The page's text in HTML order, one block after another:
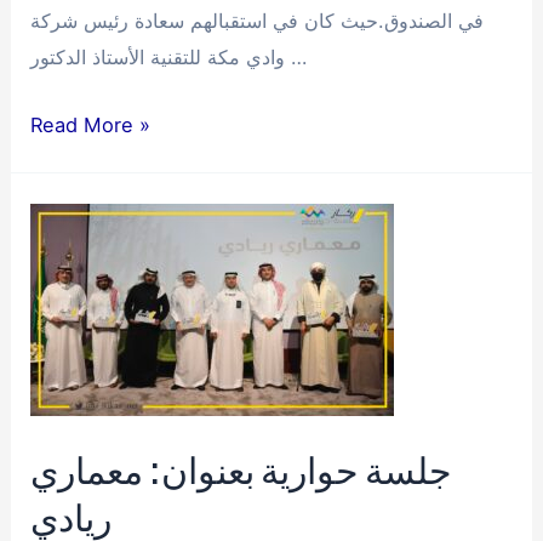
في الصندوق.حيث كان في استقبالهم سعادة رئيس شركة
وادي مكة للتقنية الأستاذ الدكتور …
مباحثة
بين
صندوق
تنمية
الموارد
البشرية
(هدف)
وشركة
وادي
مكة
Read More »
جلسة حوارية بعنوان: معماري
ريادي